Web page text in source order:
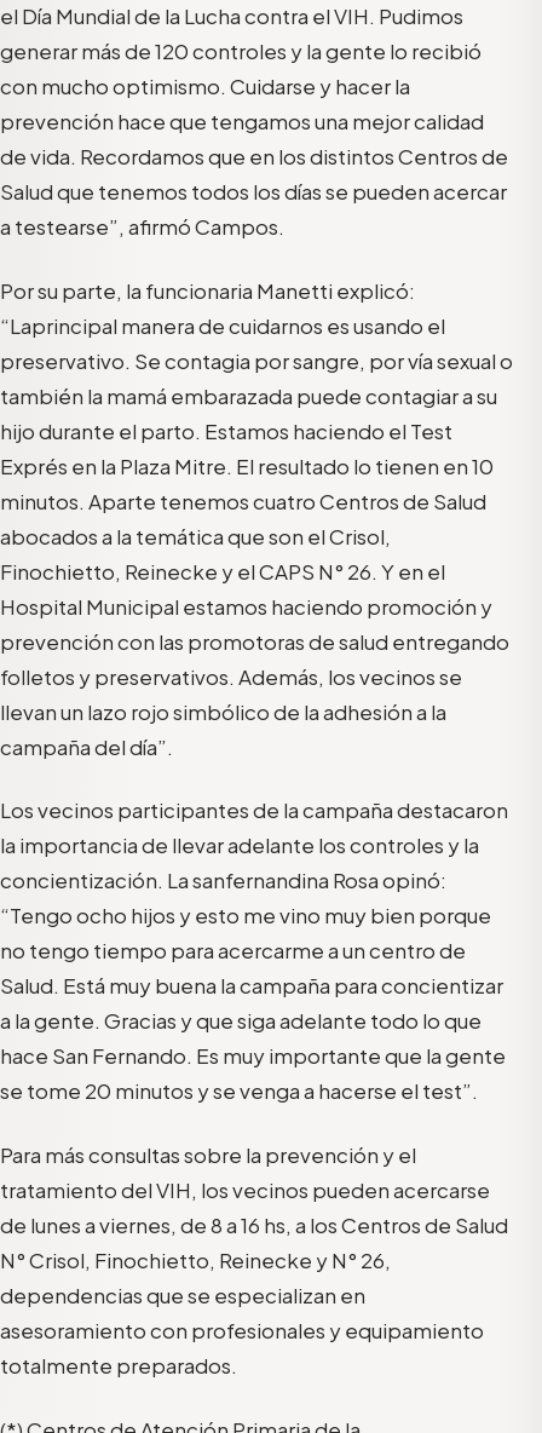
el Día Mundial de la Lucha contra el VIH. Pudimos
generar más de 120 controles y la gente lo recibió
con mucho optimismo. Cuidarse y hacer la
prevención hace que tengamos una mejor calidad
de vida. Recordamos que en los distintos Centros de
Salud que tenemos todos los díasse pueden acercar
a testearse”, afirmó Campos.
Por su parte, la funcionaria Manetti explicó:
“Laprincipal manera de cuidarnos es usando el
preservativo. Se contagia por sangre, por vía sexual o
también la mamá embarazada puede contagiar a su
hijo durante el parto. Estamos haciendo el Test
Exprés en la Plaza Mitre. El resultado lo tienen en 10
minutos. Aparte tenemos cuatro Centros de Salud
abocados a la temática que son el Crisol,
Finochietto, Reinecke y el CAPS N° 26. Y en el
Hospital Municipal estamos haciendo promoción y
prevención con las promotoras de salud entregando
folletos y preservativos. Además, los vecinos se
llevan un lazo rojo simbólico de la adhesión a la
campaña del día”.
Los vecinos participantes de la campaña destacaron
la importancia de llevar adelante los controles y la
concientización. La sanfernandina Rosaopinó:
“Tengo ocho hijos y esto me vino muy bien porque
no tengo tiempo paraacercarme a un centro de
Salud. Está muy buena la campaña para concientizar
a la gente. Gracias y que siga adelante todo lo que
hace San Fernando. Es muy importante que la gente
se tome 20 minutos y se venga a hacerse el test”.
Para más consultassobre la prevención y el
tratamiento del VIH, los vecinos pueden acercarse
de lunes a viernes, de 8 a 16 hs, a losCentros de Salud
N° Crisol, Finochietto, Reinecke y N° 26,
dependencias que se especializan en
asesoramientocon profesionales y equipamiento
totalmente preparados.